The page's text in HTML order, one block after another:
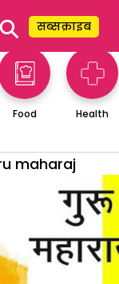
⚲ सब्सक्राइब
Food Health
maharaj